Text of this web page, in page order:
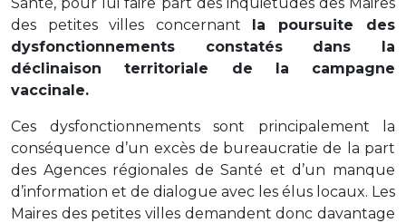
des petites villes concernant la poursuite des
dysfonctionnements constatés dans la
déclinaison territoriale de la campagne
vaccinale.
Ces dysfonctionnements sont principalement la
conséquence d’un excès de bureaucratie de la part
des Agences régionales de Santé et d’un manque
d’information et de dialogue avec les élus locaux. Les
Maires des petites villes demandent donc davantage